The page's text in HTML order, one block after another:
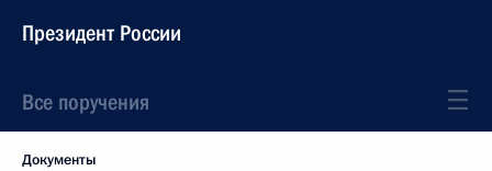
Президент России
Все поручения
Документы